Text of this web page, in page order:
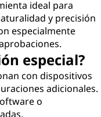
ideal para
y precisión
especialmente
especial?
con dispositivos
adicionales.
o